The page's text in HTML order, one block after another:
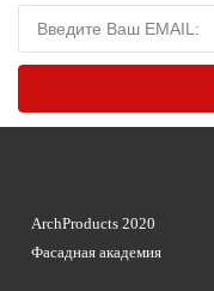
ArchProducts 2020
Фасадная академия